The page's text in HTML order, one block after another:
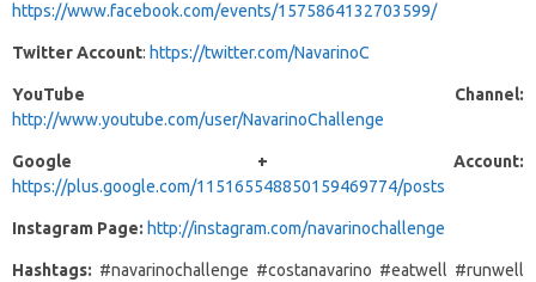
https://www.facebook.com/events/1575864132703599/
Twitter Account: https://twitter.com/NavarinoC
YouTube Channel:
http://www.youtube.com/user/NavarinoChallenge
Google + Account:
https://plus.google.com/115165548850159469774/posts
Instagram Page: http://instagram.com/navarinochallenge
Hashtags: #navarinochallenge #costanavarino #eatwell #runwell